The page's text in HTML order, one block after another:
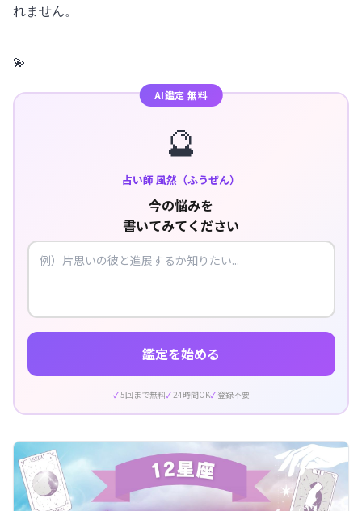
れません。
💫
AI鑑定 無料
🔮
占い師 風然（ふうぜん）
今の悩みを
書いてみてください
鑑定を始める
5回まで無料 24時間OK 登録不要